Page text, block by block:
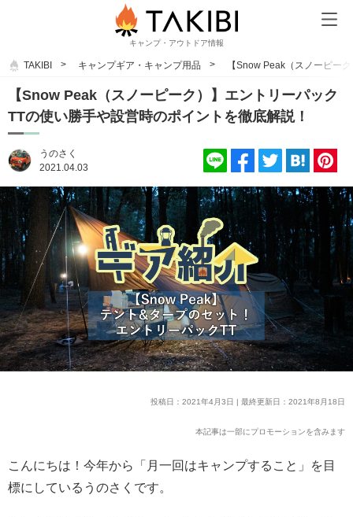
キャンプ・アウトドア情報
TAKIBI キャンプギア・キャンプ用品 【Snow Peak（スノーピー
【Snow Peak（スノーピーク）】エントリーパック
TTの使い勝手や設営時のポイントを徹底解説！
うのさく
2021.04.03
投稿日：2021年4月3日 | 最終更新日：2021年8月18日
本記事は一部にプロモーションを含みます
こんにちは！今年から「月一回はキャンプすること」を目
標にしているうのさくです。